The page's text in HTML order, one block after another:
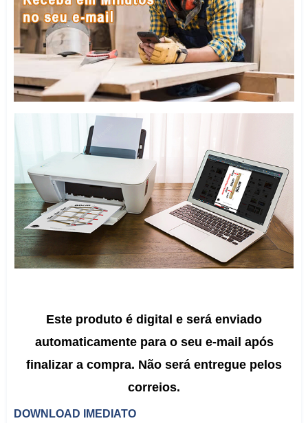
Este produto é digital e será enviado
automaticamente para o seu e-mail após
finalizar a compra. Não será entregue pelos
correios.
DOWNLOAD IMEDIATO